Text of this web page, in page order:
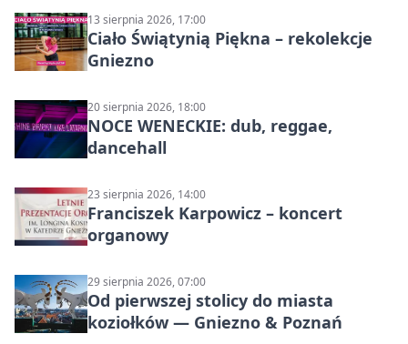
13 sierpnia 2026, 17:00
Ciało Świątynią Piękna – rekolekcje
Gniezno
20 sierpnia 2026, 18:00
NOCE WENECKIE: dub, reggae,
dancehall
23 sierpnia 2026, 14:00
Franciszek Karpowicz – koncert
organowy
29 sierpnia 2026, 07:00
Od pierwszej stolicy do miasta
koziołków — Gniezno & Poznań